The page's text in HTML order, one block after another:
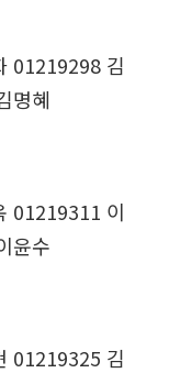
01219298 김
명혜
01219311 이
윤수
01219325 김